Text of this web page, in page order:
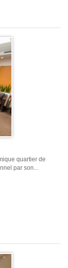
quartier de
par son...